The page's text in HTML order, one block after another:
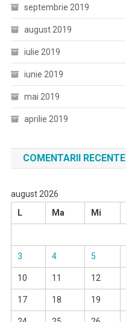
septembrie 2019
august 2019
iulie 2019
iunie 2019
mai 2019
aprilie 2019
COMENTARII RECENTE
august 2026
L
Ma Mi
3 4 5
10 11 12
17 18 19